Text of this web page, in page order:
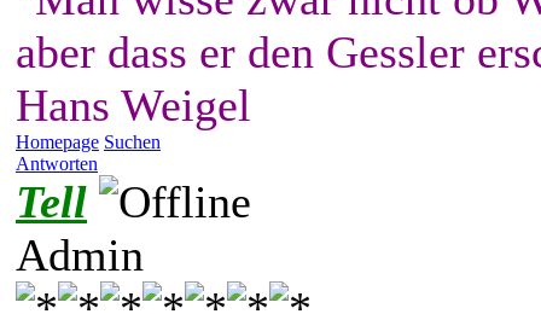
aber dass er den Gessler
Hans Weigel
Homepage Suchen
Antworten
Tell
Admin